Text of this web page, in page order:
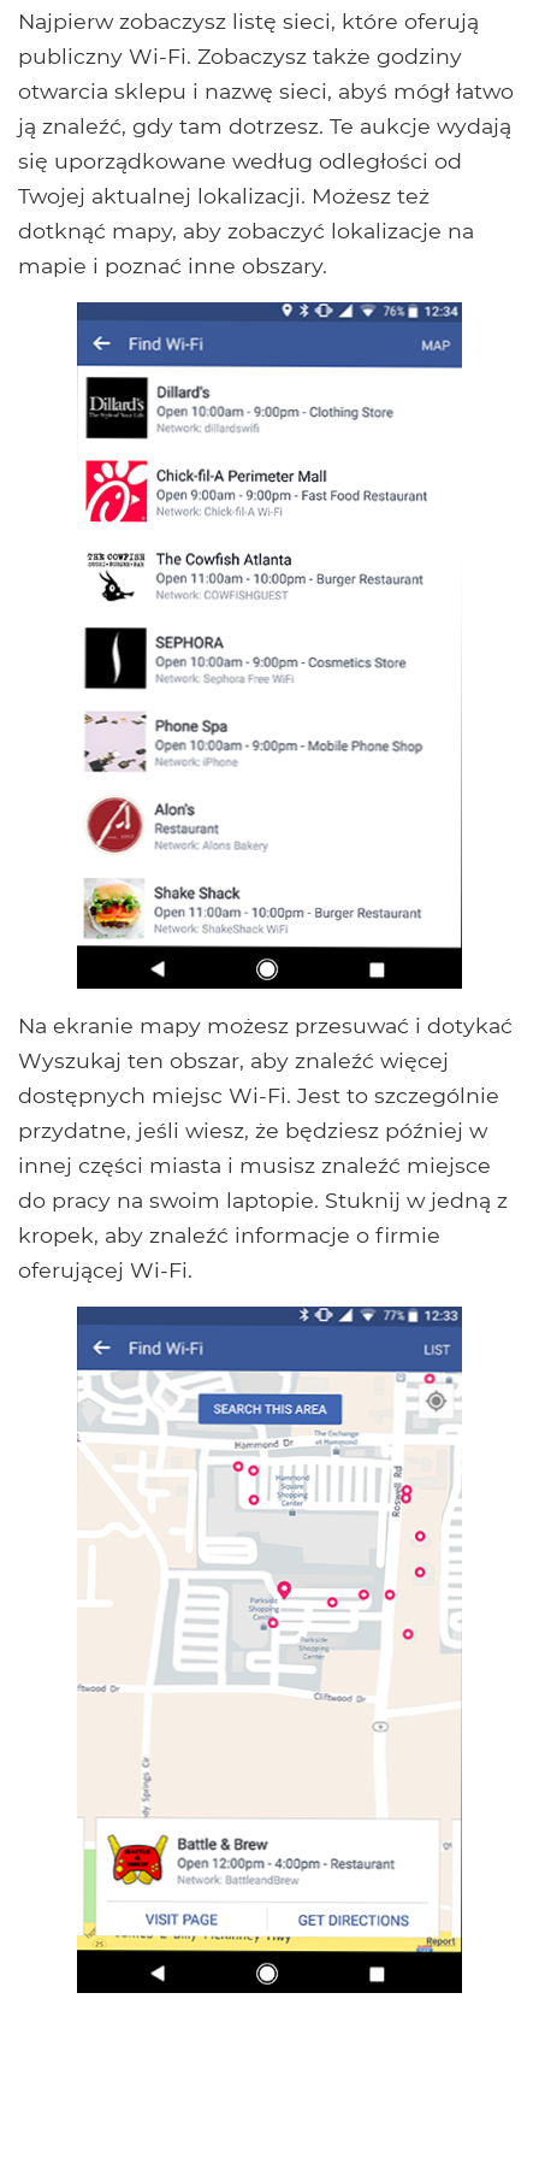
Najpierw zobaczysz listę sieci, które oferują
publiczny Wi-Fi. Zobaczysz także godziny
otwarcia sklepu i nazwę sieci, abyś mógł łatwo
ją znaleźć, gdy tam dotrzesz. Te aukcje wydają
się uporządkowane według odległości od
Twojej aktualnej lokalizacji. Możesz też
dotknąć mapy, aby zobaczyć lokalizacje na
mapie i poznać inne obszary.
Na ekranie mapy możesz przesuwać i dotykać
Wyszukaj ten obszar, aby znaleźć więcej
dostępnych miejsc Wi-Fi. Jest to szczególnie
przydatne, jeśli wiesz, że będziesz później w
innej części miasta i musisz znaleźć miejsce
do pracy na swoim laptopie. Stuknij w jedną z
kropek, aby znaleźć informacje o firmie
oferującej Wi-Fi.